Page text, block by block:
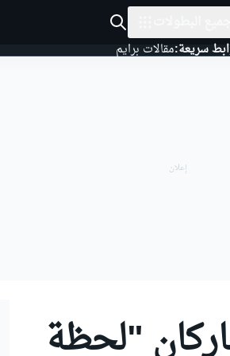
سريعة:مقالات برايم
"لحظة